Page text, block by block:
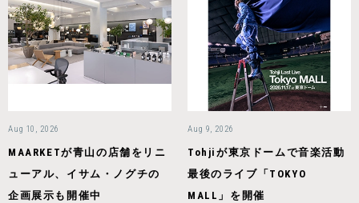
Aug 10, 2026
MAARKETが青山の店舗をリニ
ューアル、イサム・ノグチの
企画展示も開催中
Aug 9, 2026
Tohjiが東京ドームで音楽活動
最後のライブ「TOKYO
MALL」を開催